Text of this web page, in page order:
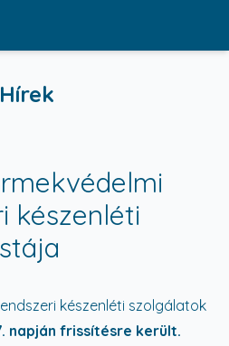
Hírek
készenléti
készenléti szolgálatok
napján frissítésre került.